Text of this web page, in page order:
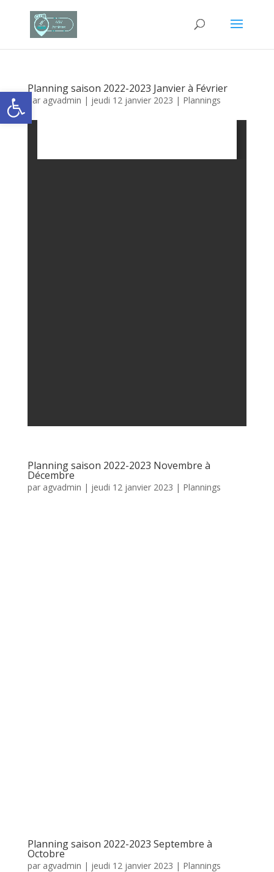
Ouvrir la barre d’outils
Planning saison 2022-2023 Janvier à Février
par agvadmin | jeudi 12 janvier 2023 | Plannings
Planning saison 2022-2023 Novembre à
Décembre
par agvadmin | jeudi 12 janvier 2023 | Plannings
Planning saison 2022-2023 Septembre à
Octobre
par agvadmin | jeudi 12 janvier 2023 | Plannings